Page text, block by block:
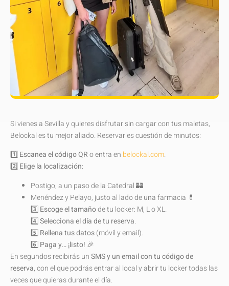
Si vienes a Sevilla y quieres disfrutar sin cargar con tus maletas,
Belockal es tu mejor aliado. Reservar es cuestión de minutos:
1️⃣ Escanea el código QRo entra en belockal.com.
2️⃣ Elige la localización:
Postigo, a un paso de la Catedral 🏰
Menéndez y Pelayo, justo al lado de una farmacia 💊
3️⃣Escoge el tamañode tu locker: M, L o XL.
4️⃣Selecciona el día de tu reserva.
5️⃣Rellena tus datos(móvil y email).
6️⃣Paga y… ¡listo! 🎉
En segundos recibirás unSMS y un email con tu código de
reserva, con el que podrás entrar al local y abrir tu locker todas las
veces que quieras durante el día.